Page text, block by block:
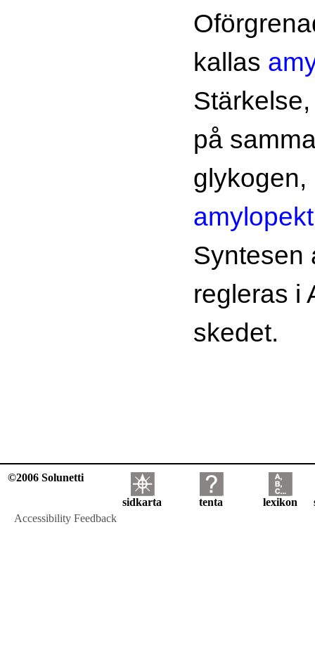
kallas
på
glykogen,
Syntesen
regleras i
skedet.
©2006 Solunetti
sidkarta tenta lexikon
Accessibility Feedback